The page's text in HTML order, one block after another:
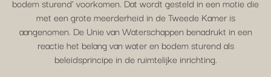
bodem sturend’ voorkomen. Dat wordt gesteld in een motie die
met een grote meerderheid in de Tweede Kamer is
aangenomen. De Unie van Waterschappen benadrukt in een
reactie het belang van water en bodem sturend als
beleidsprincipe in de ruimtelijke inrichting.